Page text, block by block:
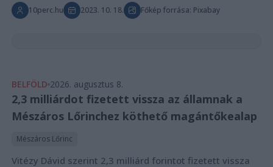
10perc.hu 2023. 10. 18. Főkép forrása: Pixabay
BELFÖLD 2026. augusztus 8.
2,3 milliárdot fizetett vissza az államnak a
Mészáros Lőrinchez köthető magántőkealap
Mészáros Lőrinc
Vitézy Dávid szerint 2,3 milliárd forintot fizetett vissza